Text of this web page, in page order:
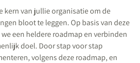
kern van jullie organisatie om de
bloot te leggen. Op basis van deze
een heldere roadmap en verbinden
doel. Door stap voor stap
volgens deze roadmap, en